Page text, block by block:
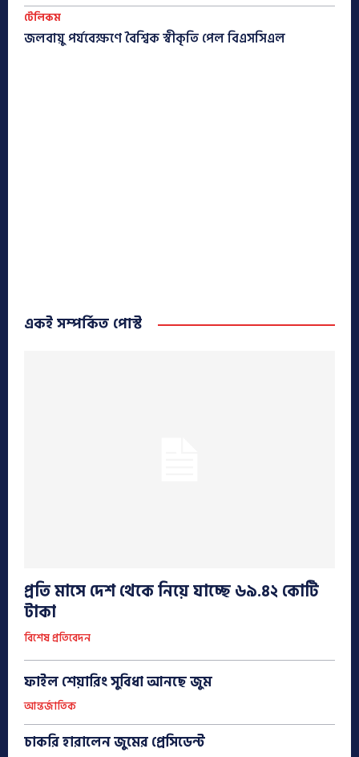
টেলিকম
জলবায়ু পর্যবেক্ষণে বৈশ্বিক স্বীকৃতি পেল বিএসসিএল
একই সম্পর্কিত পোস্ট
প্রতি মাসে দেশ থেকে নিয়ে যাচ্ছে ৬৯.৪২ কোটি
টাকা
বিশেষ প্রতিবেদন
ফাইল শেয়ারিং সুবিধা আনছে জুম
আন্তর্জাতিক
চাকরি হারালেন জুমের প্রেসিডেন্ট